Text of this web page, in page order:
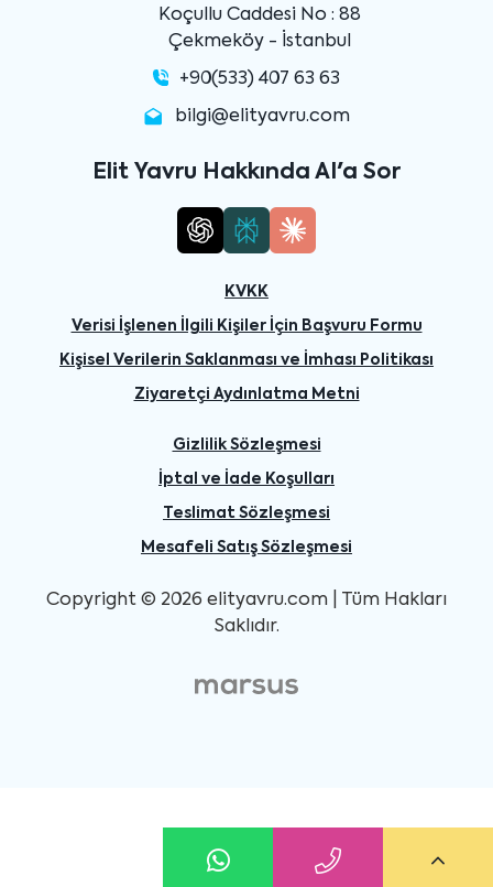
Koçullu Caddesi No : 88
Çekmeköy - İstanbul
+90(533) 407 63 63
bilgi@elityavru.com
Elit Yavru Hakkında AI'a Sor
KVKK
Verisi İşlenen İlgili Kişiler İçin Başvuru Formu
Kişisel Verilerin Saklanması ve İmhası Politikası
Ziyaretçi Aydınlatma Metni
Gizlilik Sözleşmesi
İptal ve İade Koşulları
Teslimat Sözleşmesi
Mesafeli Satış Sözleşmesi
Copyright © 2026 elityavru.com | Tüm Hakları
Saklıdır.